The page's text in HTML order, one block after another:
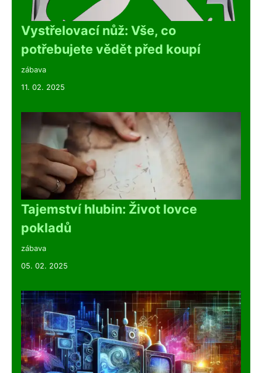
Vystřelovací nůž: Vše, co
potřebujete vědět před koupí
zábava
11. 02. 2025
Tajemství hlubin: Život lovce
pokladů
zábava
05. 02. 2025